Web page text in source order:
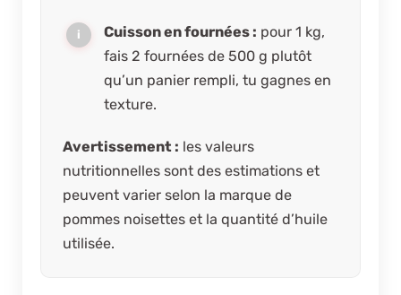
Cuisson en fournées : pour 1 kg,
fais 2 fournées de 500 g plutôt
qu’un panier rempli, tu gagnes en
texture.
Avertissement : les valeurs
nutritionnelles sont des estimations et
peuvent varier selon la marque de
pommes noisettes et la quantité d’huile
utilisée.